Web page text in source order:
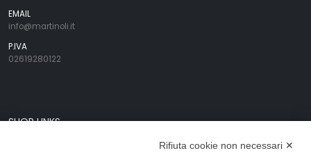
EMAIL
info@martinoli.it
P.IVA
02619280122
SHOP LINKS
Rifiuta cookie non necessari ✕